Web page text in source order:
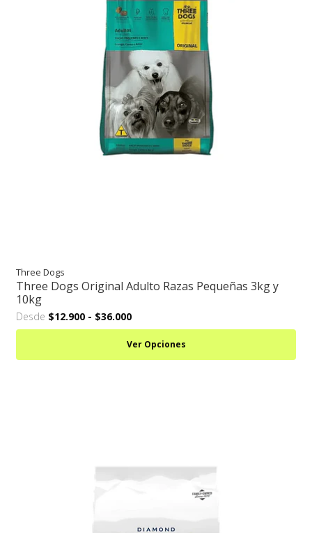
Three Dogs
Three Dogs Original Adulto Razas Pequeñas 3kg y
10kg
Desde $12.900 - $36.000
Ver Opciones